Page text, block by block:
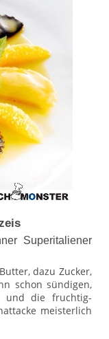
Superitaliener
dazu Zucker,
schon sündigen,
und die fruchtig-
meisterlich